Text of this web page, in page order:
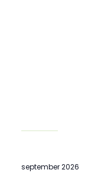
september 2026